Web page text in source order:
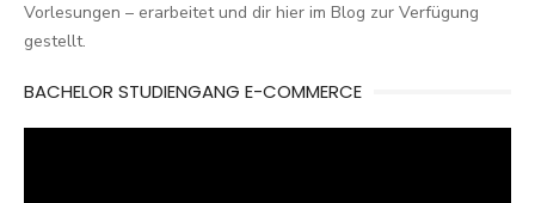
Vorlesungen – erarbeitet und dir hier im Blog zur Verfügung
gestellt.
BACHELOR STUDIENGANG E-COMMERCE